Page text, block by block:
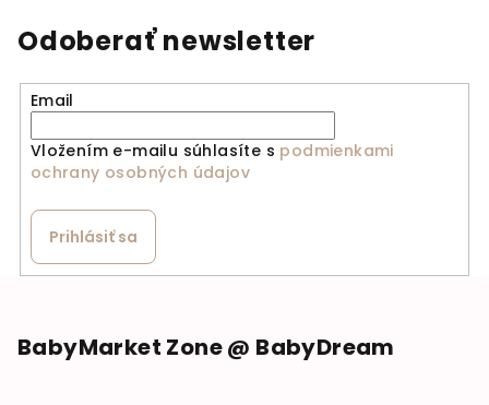
Odoberať newsletter
Email
Vložením e-mailu súhlasíte s podmienkami
ochrany osobných údajov
Prihlásiť sa
BabyMarket Zone @ BabyDream